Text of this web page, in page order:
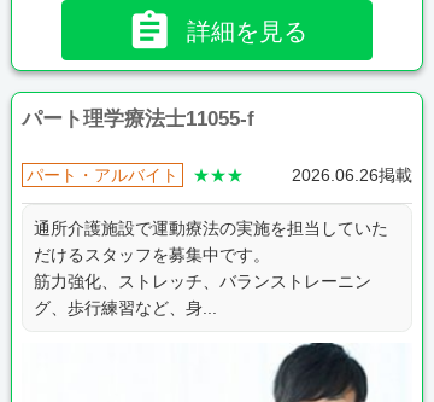
 詳細を見る
パート理学療法士11055-f
パート・アルバイト ★★★ 2026.06.26掲載
通所介護施設で運動療法の実施を担当していた
だけるスタッフを募集中です。
筋力強化、ストレッチ、バランストレーニン
グ、歩行練習など、身...